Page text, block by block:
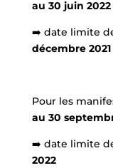
au 30 juin 2022
➡️ date limite
décembre 2021
Pour les
au 30
➡️ date limite
2022